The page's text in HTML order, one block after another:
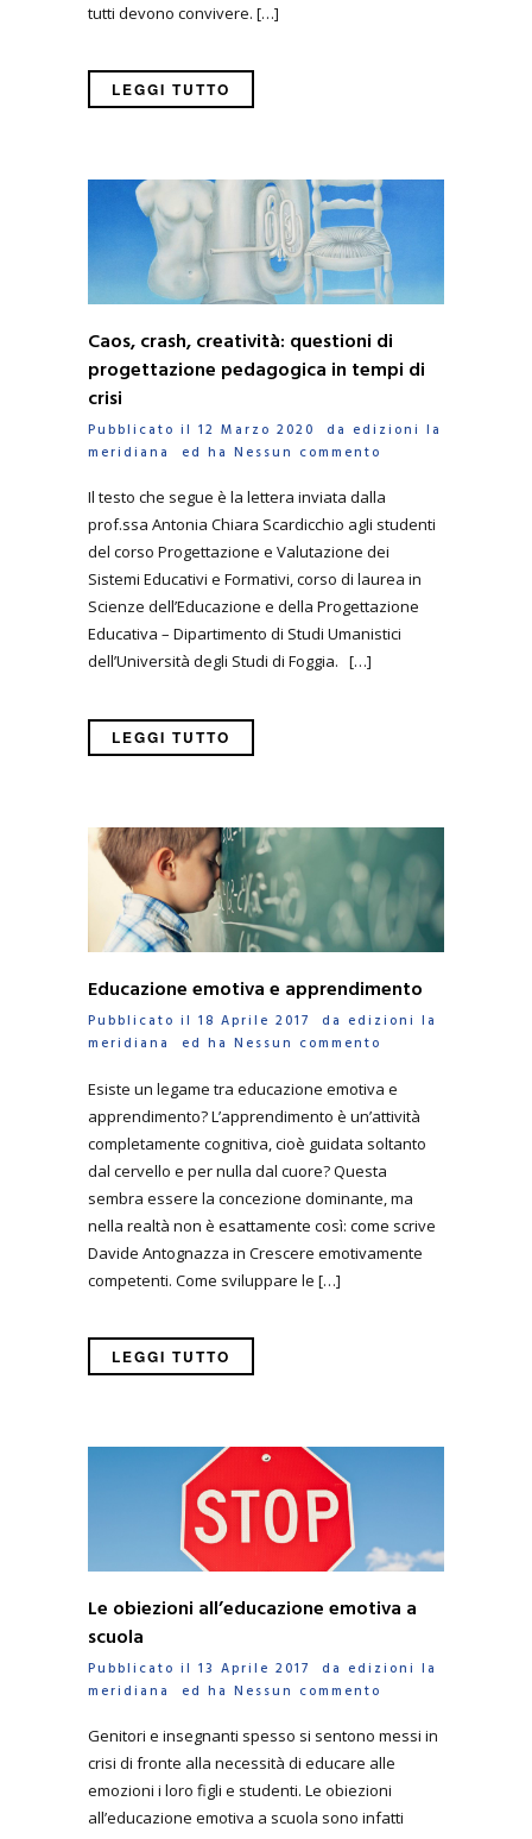
tutti devono convivere. […]
LEGGI TUTTO
Caos, crash, creatività: questioni di
progettazione pedagogica in tempi di
crisi
Pubblicato il 12 Marzo 2020 da edizioni la
meridiana
ed ha Nessun commento
Il testo che segue è la lettera inviata dalla
prof.ssa Antonia Chiara Scardicchio agli studenti
del corso Progettazione e Valutazione dei
Sistemi Educativi e Formativi, corso di laurea in
Scienze dell’Educazione e della Progettazione
Educativa – Dipartimento di Studi Umanistici
dell’Università degli Studi di Foggia. […]
LEGGI TUTTO
Educazione emotiva e apprendimento
Pubblicato il 18 Aprile 2017 da edizioni la
meridiana
ed ha Nessun commento
Esiste un legame tra educazione emotiva e
apprendimento? L’apprendimento è un’attività
completamente cognitiva, cioè guidata soltanto
dal cervello e per nulla dal cuore? Questa
sembra essere la concezione dominante, ma
nella realtà non è esattamente così: come scrive
Davide Antognazza in Crescere emotivamente
competenti. Come sviluppare le […]
LEGGI TUTTO
Le obiezioni all’educazione emotiva a
scuola
Pubblicato il 13 Aprile 2017 da edizioni la
meridiana
ed ha Nessun commento
Genitori e insegnanti spesso si sentono messi in
crisi di fronte alla necessità di educare alle
emozioni i loro figli e studenti. Le obiezioni
all’educazione emotiva a scuola sono infatti